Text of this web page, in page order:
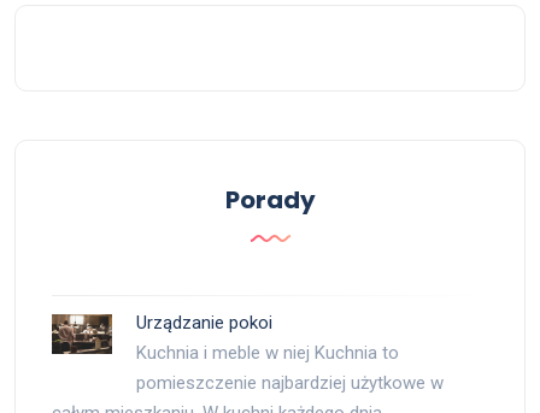
Porady
Urządzanie pokoi
Kuchnia i meble w niej Kuchnia to
pomieszczenie najbardziej użytkowe w